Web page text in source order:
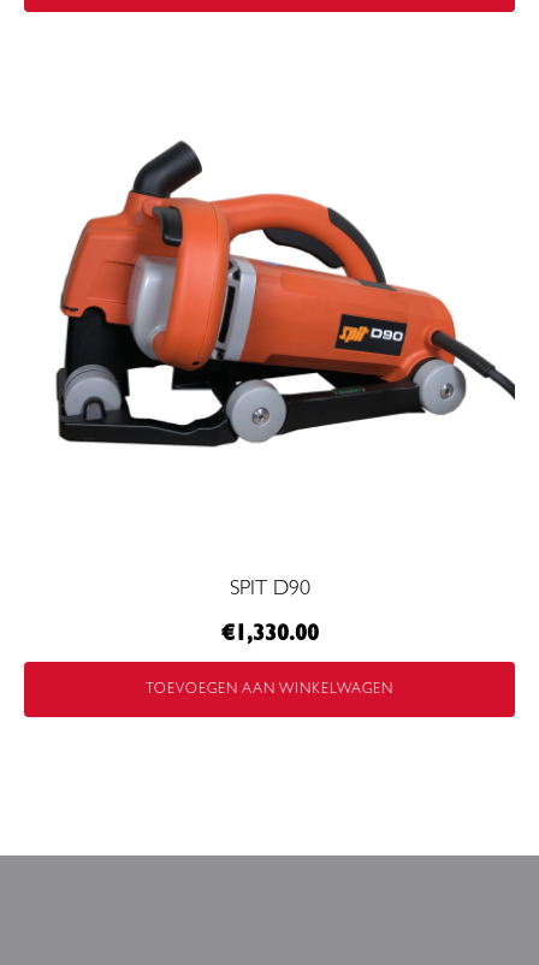
SPIT D90
€1,330.00
TOEVOEGEN AAN WINKELWAGEN